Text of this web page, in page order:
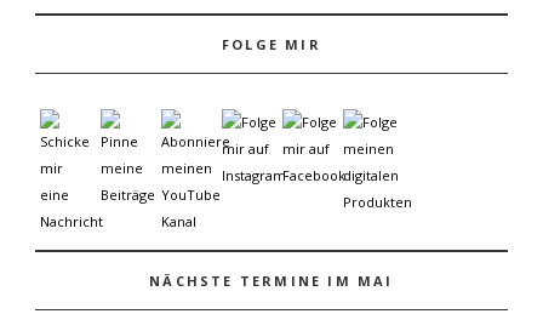
FOLGE MIR
NÄCHSTE TERMINE IM MAI